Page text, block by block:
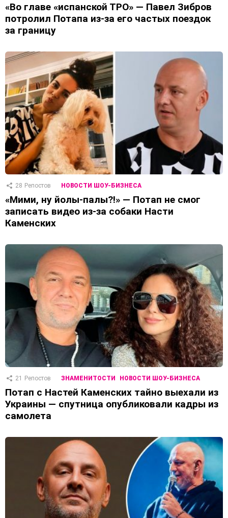
«Во главе «испанской ТРО» — Павел Зибров
потролил Потапа из-за его частых поездок
за границу
28 Репостов НОВОСТИ ШОУ-БИЗНЕСА
«Мими, ну йолы-палы?!» — Потап не смог
записать видео из-за собаки Насти
Каменских
21 Репостов ЗНАМЕНИТОСТИ НОВОСТИ ШОУ-БИЗНЕСА
Потап с Настей Каменских тайно выехали из
Украины — спутница опубликовали кадры из
самолета